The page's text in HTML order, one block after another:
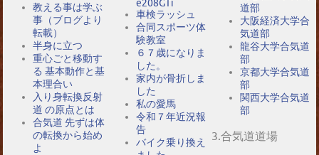
教える事は学ぶ
事（ブログより
転載）
半身に立つ
重心ごと移動す
る 基本動作と基
本理合い
入り身転換反射
道 の原点とは
合気道 先ずは体
の転換から始め
よ
e208GTi
車検ラッシュ
合同スポーツ体
験教室
６７歳になりま
した。
家内が骨折しま
した
私の愛馬
令和７年近況報
告
バイク乗り換え
道部
大阪経済大学合
気道部
龍谷大学合気道
部
京都大学合気道
部
関西大学合気道
部
3.合気道道場